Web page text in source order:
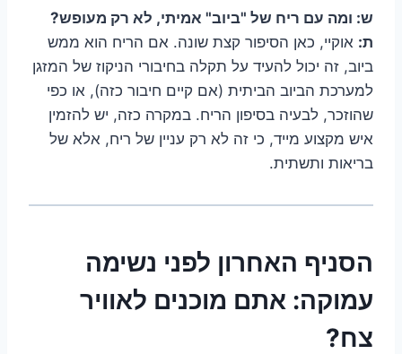
ש: ומה עם ריח של "ביוב" אמיתי, לא רק מעופש?
ת: אוקיי, כאן הסיפור קצת שונה. אם הריח הוא ממש
ביוב, זה יכול להעיד על תקלה בחיבורי הניקוז של המזגן
למערכת הביוב הביתית (אם קיים חיבור כזה), או כפי
שהוזכר, לבעיה בסיפון הריח. במקרה כזה, יש להזמין
איש מקצוע מייד, כי זה לא רק עניין של ריח, אלא של
בריאות ותשתית.
הסניף האחרון לפני נשימה
עמוקה: אתם מוכנים לאוויר
צח?